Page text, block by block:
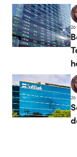
26
26